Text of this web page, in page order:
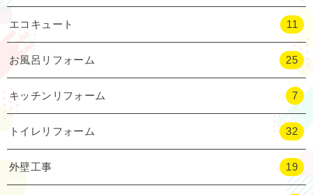
エコキュート 11
お風呂リフォーム 25
キッチンリフォーム 7
トイレリフォーム 32
外壁工事 19